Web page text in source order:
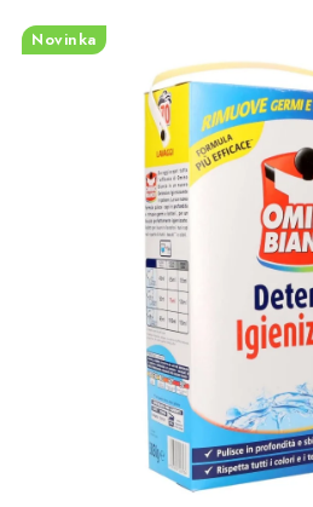
🆕®️ NAŠE NOVINKY
VOŇAVÝ DOMOV
ČISTENIE DOMÁCNOSTI
PAPIEROVÁ HYGIENA A UTIERKY
KOZMETIKA-OSOBNÁ
ANTIBAKTERIÁLNE A
Novinka